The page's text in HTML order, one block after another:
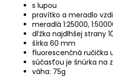
s lupou
pravítko a meradlo
meradlá 1:25000,
dľžka najdlhšej strany
šírka 60 mm
fluorescenčná ručička
súčasťou je šnúrka na
váha: 75g